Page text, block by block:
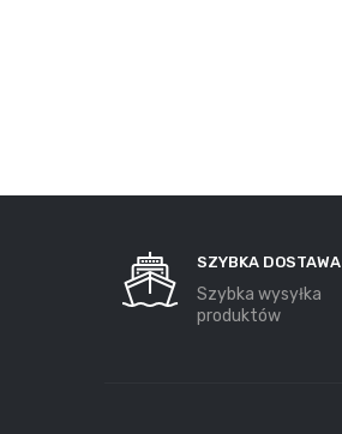
SZYBKA DOSTAWA
Szybka wysyłka
produktów